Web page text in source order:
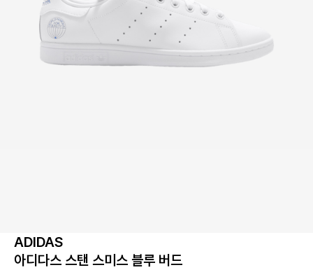
ADIDAS
아디다스 스탠 스미스 블루 버드